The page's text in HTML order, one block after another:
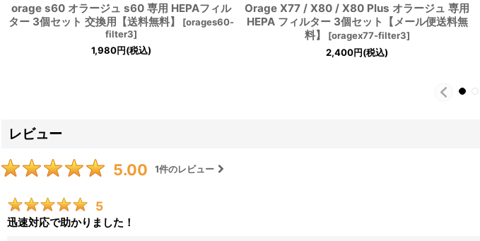
orage s60 オラージュ s60 専用 HEPAフィル
ター 3個セット 交換用【送料無料】
[orages60-
filter3]
1,980円(税込)
Orage X77 / X80 / X80 Plus オラージュ 専用
HEPA フィルター 3個セット【メール便送料無
料】
[oragex77-filter3]
2,400円(税込)
レビュー
5.00 1件のレビュー
5
迅速対応で助かりました！